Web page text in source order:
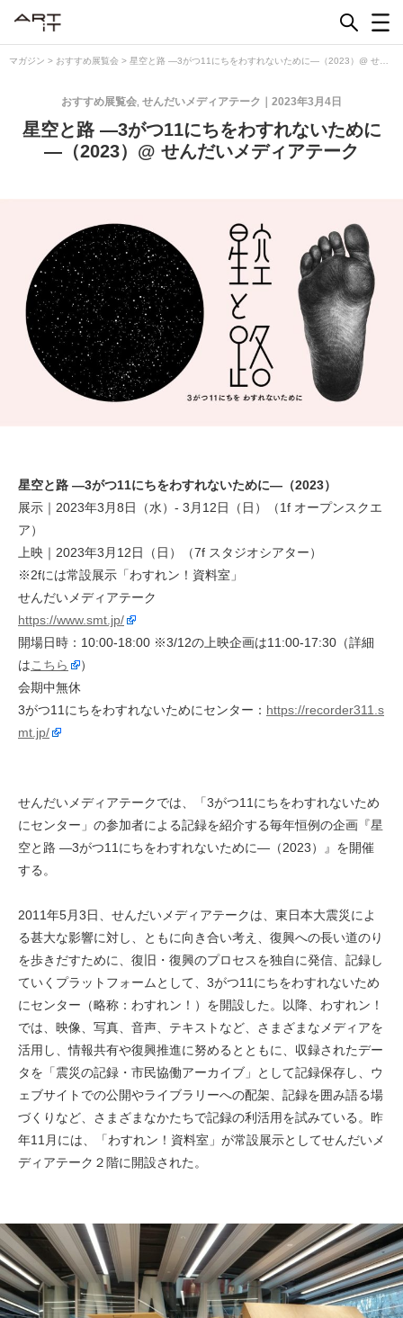
マガジン > おすすめ展覧会 > 星空と路 —3がつ11にちをわすれないために—（2023）@ せん
2023年3月4日
おすすめ展覧会 せんだいメディアテーク
星空と路 —3がつ11にちをわすれないために
—（2023）@ せんだいメディアテーク
星空と路 —3がつ11にちをわすれないために—（2023）
展示｜2023年3月8日（水）- 3月12日（日）（1f オープンスクエ
ア）
上映｜2023年3月12日（日）（7f スタジオシアター）
※2fには常設展示「わすれン！資料室」
せんだいメディアテーク
https://www.smt.jp/
開場日時：10:00-18:00 ※3/12の上映企画は11:00-17:30（詳細
はこちら
）
会期中無休
3がつ11にちをわすれないためにセンター： https://recorder311.s
mt.jp/
せんだいメディアテークでは、「3がつ11にちをわすれないため
にセンター」の参加者による記録を紹介する毎年恒例の企画『星
空と路 —3がつ11にちをわすれないために—（2023）』を開催
する。
2011年5月3日、せんだいメディアテークは、東日本大震災によ
る甚大な影響に対し、ともに向き合い考え、復興への長い道のり
を歩きだすために、復旧・復興のプロセスを独自に発信、記録し
ていくプラットフォームとして、3がつ11にちをわすれないため
にセンター（略称：わすれン！）を開設した。以降、わすれン！
では、映像、写真、音声、テキストなど、さまざまなメディアを
活用し、情報共有や復興推進に努めるとともに、収録されたデー
タを「震災の記録・市民協働アーカイブ」として記録保存し、ウ
ェブサイトでの公開やライブラリーへの配架、記録を囲み語る場
づくりなど、さまざまなかたちで記録の利活用を試みている。昨
年11月には、「わすれン！資料室」が常設展示としてせんだいメ
ディアテーク２階に開設された。